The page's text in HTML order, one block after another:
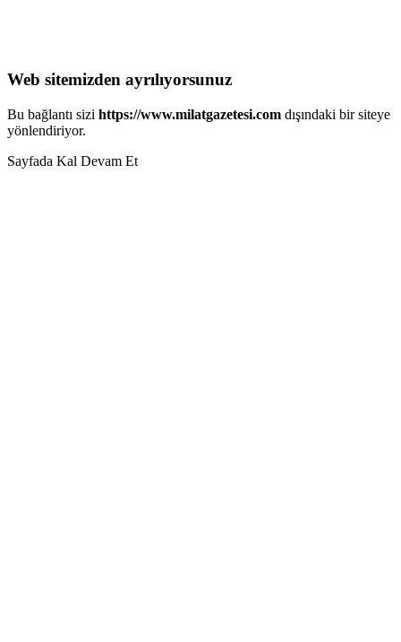
Web sitemizden ayrılıyorsunuz
Bu bağlantı sizi https://www.milatgazetesi.com dışındaki bir siteye
yönlendiriyor.
Sayfada Kal Devam Et